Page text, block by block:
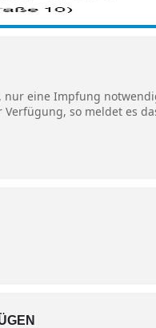
nur eine Impfung
so meldet es